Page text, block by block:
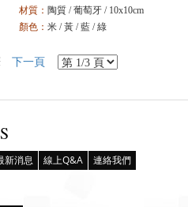
材質： 陶質 / 葡萄牙 / 10x10cm
顏色： 米 / 黃 / 藍 / 綠
下一頁
新消息 線上Q&A 連絡我們